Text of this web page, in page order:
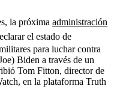
la próxima administración
el estado de
para luchar contra
Biden a través de un
Tom Fitton, director de
en la plataforma Truth